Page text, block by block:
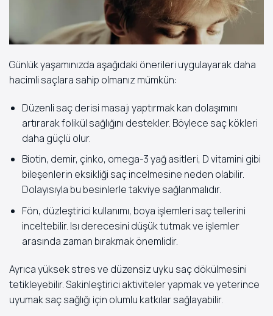
Günlük yaşamınızda aşağıdaki önerileri uygulayarak daha
hacimli saçlara sahip olmanız mümkün:
Düzenli saç derisi masajı yaptırmak kan dolaşımını
artırarak folikül sağlığını destekler. Böylece saç kökleri
daha güçlü olur.
Biotin, demir, çinko, omega-3 yağ asitleri, D vitamini gibi
bileşenlerin eksikliği saç incelmesine neden olabilir.
Dolayısıyla bu besinlerle takviye sağlanmalıdır.
Fön, düzleştirici kullanımı, boya işlemleri saç tellerini
inceltebilir. Isı derecesini düşük tutmak ve işlemler
arasında zaman bırakmak önemlidir.
Ayrıca yüksek stres ve düzensiz uyku saç dökülmesini
tetikleyebilir. Sakinleştirici aktiviteler yapmak ve yeterince
uyumak saç sağlığı için olumlu katkılar sağlayabilir.